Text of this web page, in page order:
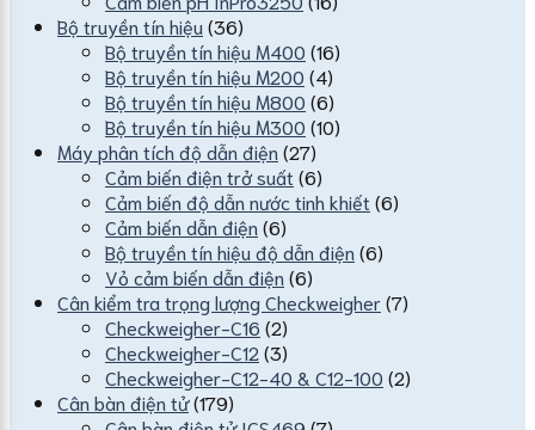
Bộ truyền tín hiệu (36)
Bộ truyền tín hiệu M400 (16)
Bộ truyền tín hiệu M200 (4)
Bộ truyền tín hiệu M800 (6)
Bộ truyền tín hiệu M300 (10)
Máy phân tích độ dẫn điện (27)
Cảm biến điện trở suất (6)
Cảm biến độ dẫn nước tinh khiết (6)
Cảm biến dẫn điện (6)
Bộ truyền tín hiệu độ dẫn điện (6)
Vỏ cảm biến dẫn điện (6)
Cân kiểm tra trọng lượng Checkweigher(7)
Checkweigher-C16 (2)
Checkweigher-C12 (3)
Checkweigher-C12-40 & C12-100 (2)
Cân bàn điện tử(179)